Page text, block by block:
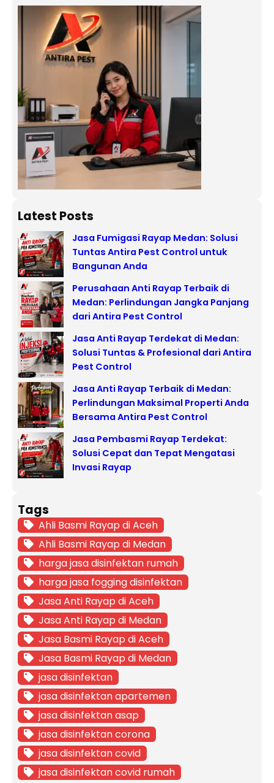
Latest Posts
Jasa Fumigasi Rayap Medan: Solusi
Tuntas Antira Pest Control untuk
Bangunan Anda
Perusahaan Anti Rayap Terbaik di
Medan: Perlindungan Jangka Panjang
dari Antira Pest Control
Jasa Anti Rayap Terdekat di Medan:
Solusi Tuntas & Profesional dari Antira
Pest Control
Jasa Anti Rayap Terbaik di Medan:
Perlindungan Maksimal Properti Anda
Bersama Antira Pest Control
Jasa Pembasmi Rayap Terdekat:
Solusi Cepat dan Tepat Mengatasi
Invasi Rayap
Tags
Ahli Basmi Rayap di Aceh
Ahli Basmi Rayap di Medan
harga jasa disinfektan rumah
harga jasa fogging disinfektan
Jasa Anti Rayap di Aceh
Jasa Anti Rayap di Medan
Jasa Basmi Rayap di Aceh
Jasa Basmi Rayap di Medan
jasa disinfektan
jasa disinfektan apartemen
jasa disinfektan asap
jasa disinfektan corona
jasa disinfektan covid
jasa disinfektan covid rumah